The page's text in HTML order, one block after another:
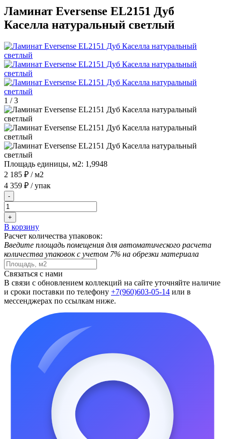
Ламинат Eversense EL2151 Дуб
Каселла натуральный светлый
1 /3
Площадь единицы, м2: 1,9948
2 185 ₽ / м2
4 359 ₽ / упак
-
+
В корзину
Расчет количества упаковок:
Введите площадь помещения для автоматического расчета
количества упаковок с учетом 7% на обрезки материала
Связаться с нами
В связи с обновлением коллекций на сайте уточняйте наличие
и сроки поставки по телефону +7(960)603-05-14 или в
мессенджерах по ссылкам ниже.